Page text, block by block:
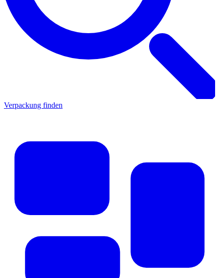
Verpackung finden